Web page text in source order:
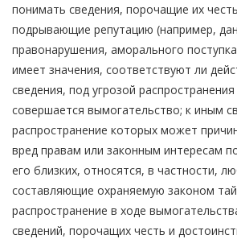
понимать сведения, порочащие их
подрывающие репутацию (например,
правонарушения, аморального
имеет значения, соответствуют ли
сведения, под угрозой
совершается вымогательство; к иным
распространение которых может
вред правам или законным интересам
его близких, относятся, в частности,
составляющие охраняемую законом
распространение в ходе
сведений, порочащих честь и